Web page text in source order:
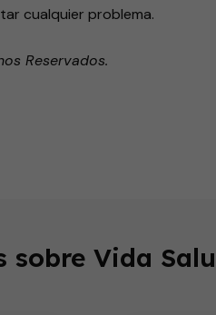
cualquier problema.
Reservados.
sobre Vida